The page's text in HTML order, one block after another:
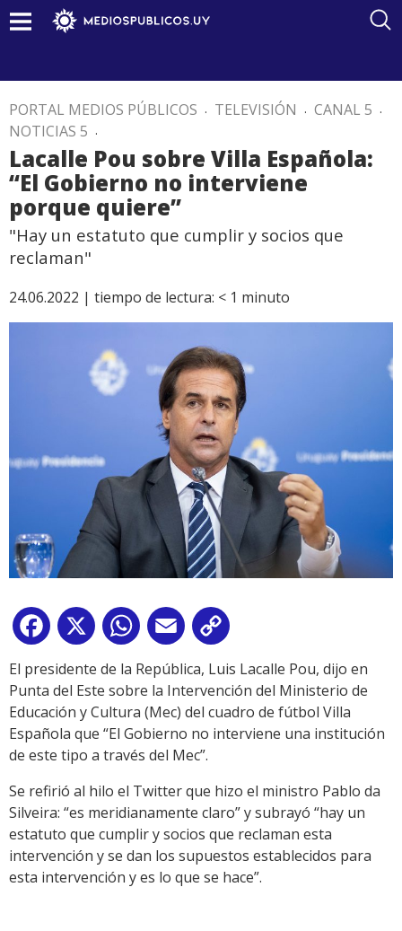
PORTAL MEDIOS PÚBLICOS . TELEVISIÓN . CANAL 5 .
NOTICIAS 5 .
Lacalle Pou sobre Villa Española:
“El Gobierno no interviene
porque quiere”
"Hay un estatuto que cumplir y socios que
reclaman"
24.06.2022 | tiempo de lectura: < 1 minuto
Facebook
X WhatsApp
Email
Link
El presidente de la República, Luis Lacalle Pou, dijo en
Punta del Este sobre la Intervención del Ministerio de
Educación y Cultura (Mec) del cuadro de fútbol Villa
Española que “El Gobierno no interviene una institución
de este tipo a través del Mec”.
Se refirió al hilo el Twitter que hizo el ministro Pablo da
Silveira: “es meridianamente claro” y subrayó “hay un
estatuto que cumplir y socios que reclaman esta
intervención y se dan los supuestos establecidos para
esta intervención y es lo que se hace”.